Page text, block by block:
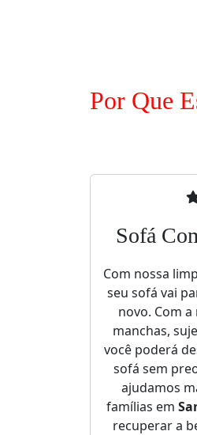
Por Que
Sofá
Com nossa
seu sofá vai
novo. Com
manchas,
você poderá
sofá sem
ajudamos
famílias em
recuperar a